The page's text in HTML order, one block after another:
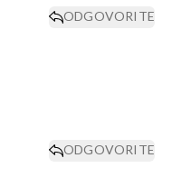
ODGOVORITE
ODGOVORITE